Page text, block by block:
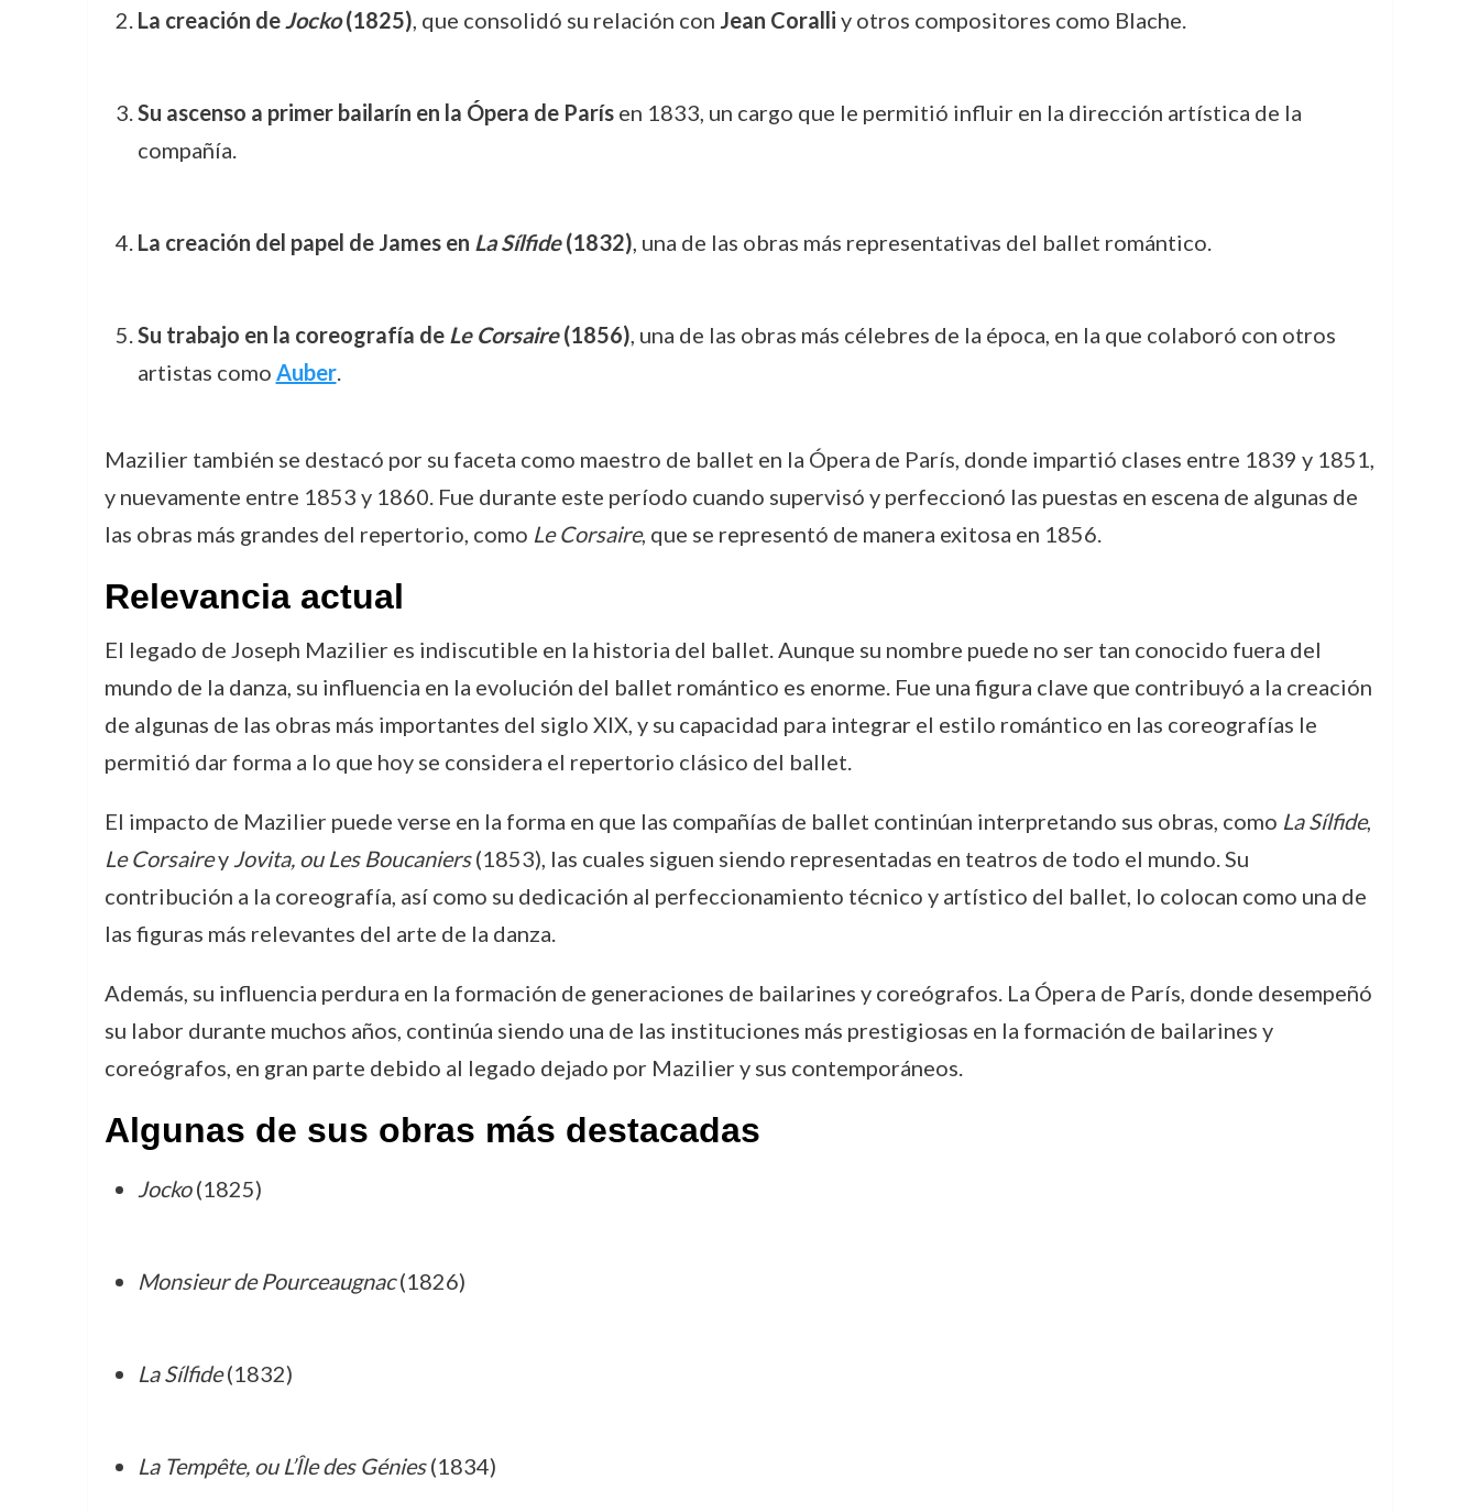
La creación deJocko(1825), que consolidó su relación con Jean Coralli y otros compositores como Blache.
Su ascenso a primer bailarín en la Ópera de Parísen 1833, un cargo que le permitió influir en la dirección artística de la
compañía.
La creación del papel de James en La Sílfide(1832), una de las obras más representativas del ballet romántico.
Su trabajo en la coreografía de Le Corsaire(1856), una de las obras más célebres de la época, en la que colaboró con otros
artistas como Auber.
Mazilier también se destacó por su faceta como maestro de ballet en la Ópera de París, donde impartió clases entre 1839 y 1851,
y nuevamente entre 1853 y 1860. Fue durante este período cuando supervisó y perfeccionó las puestas en escena de algunas de
las obras más grandes del repertorio, como Le Corsaire, que se representó de manera exitosa en 1856.
Relevancia actual
El legado de Joseph Mazilier es indiscutible en la historia del ballet. Aunque su nombre puede no ser tan conocido fuera del
mundo de la danza, su influencia en la evolución del ballet romántico es enorme. Fue una figura clave que contribuyó a la creación
de algunas de las obras más importantes del siglo XIX, y su capacidad para integrar el estilo romántico en las coreografías le
permitió dar forma a lo que hoy se considera el repertorio clásico del ballet.
El impacto de Mazilier puede verse en la forma en que las compañías de ballet continúan interpretando sus obras, como La Sílfide,
Le Corsairey Jovita, ou Les Boucaniers(1853), las cuales siguen siendo representadas en teatros de todo el mundo. Su
contribución a la coreografía, así como su dedicación al perfeccionamiento técnico y artístico del ballet, lo colocan como una de
las figuras más relevantes del arte de la danza.
Además, su influencia perdura en la formación de generaciones de bailarines y coreógrafos. La Ópera de París, donde desempeñó
su labor durante muchos años, continúa siendo una de las instituciones más prestigiosas en la formación de bailarines y
coreógrafos, en gran parte debido al legado dejado por Mazilier y sus contemporáneos.
Algunas de sus obras más destacadas
Jocko(1825)
Monsieur de Pourceaugnac(1826)
La Sílfide(1832)
La Tempête, ou L’Île des Génies(1834)